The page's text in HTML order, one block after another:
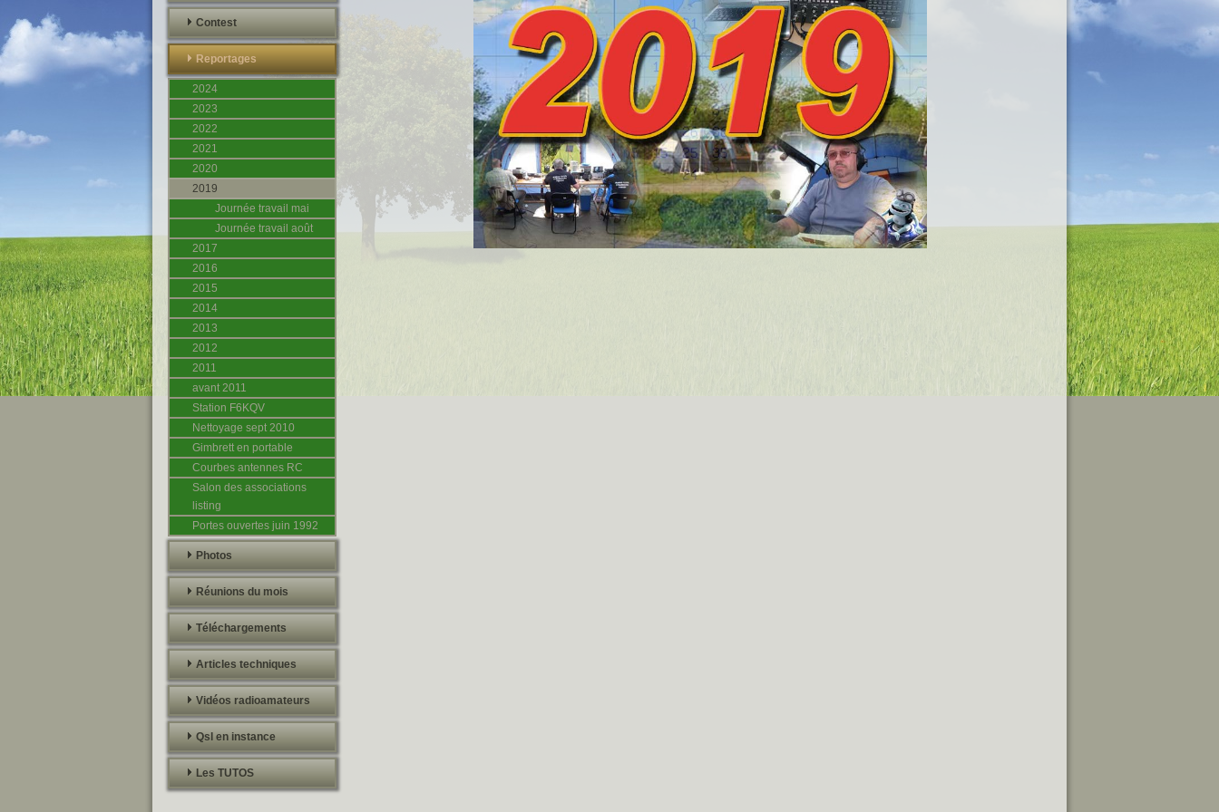
Contest
Reportages
2024
2023
2022
2021
2020
2019
Journée travail mai
Journée travail août
2017
2016
2015
2014
2013
2012
2011
avant 2011
Station F6KQV
Nettoyage sept 2010
Gimbrett en portable
Courbes antennes RC
Salon des associations
listing
Portes ouvertes juin 1992
Photos
Réunions du mois
Téléchargements
Articles techniques
Vidéos radioamateurs
Qsl en instance
Les TUTOS